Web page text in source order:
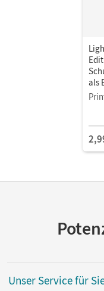
als
Unser Service für